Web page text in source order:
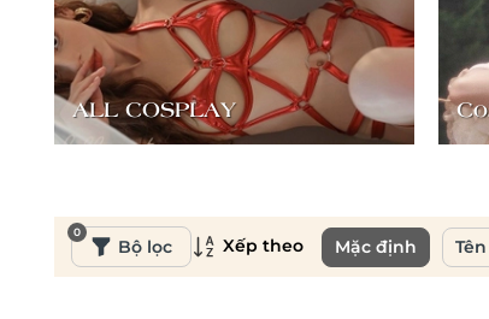
ALL COSPLAY
Bộ lọc
0
Xếp theo Mặc định